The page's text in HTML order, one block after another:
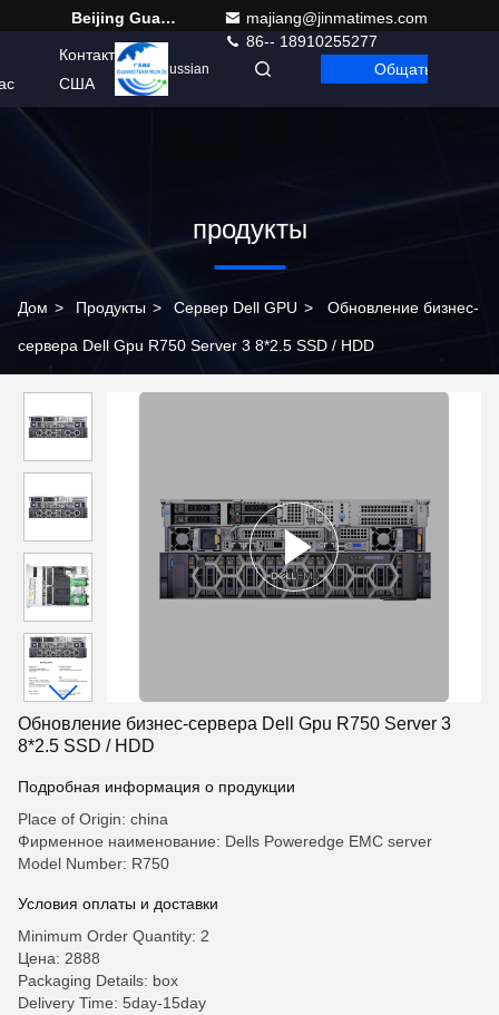
Beijing Guangtian Runze Technology Co., Ltd.
majiang@jinmatimes.com
86-- 18910255277
Контакт
США
Russian Общаться
продукты
Дом > Продукты > Сервер Dell GPU > Обновление бизнес-
сервера Dell Gpu R750 Server 3 8*2.5 SSD / HDD
Обновление бизнес-сервера Dell Gpu R750 Server 3
8*2.5 SSD / HDD
Подробная информация о продукции
Place of Origin: china
Фирменное наименование: Dells Poweredge EMC server
Model Number: R750
Условия оплаты и доставки
Minimum Order Quantity: 2
Цена: 2888
Packaging Details: box
Delivery Time: 5day-15day